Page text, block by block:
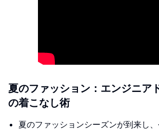
夏のファッション：エンジニア
の着こなし術
夏のファッションシーズンが到来し